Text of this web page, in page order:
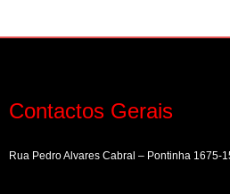
artigos
Contactos Gerais
Rua Pedro Alvares Cabral – Pontinha 1675-